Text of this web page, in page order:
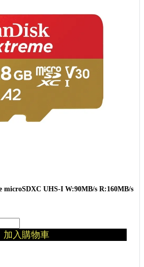
microSDXC UHS-I W:90MB/s R:160MB/s
加入購物車